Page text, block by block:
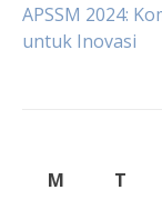
Post
APSSM 2024:
untuk Inovasi
M
T